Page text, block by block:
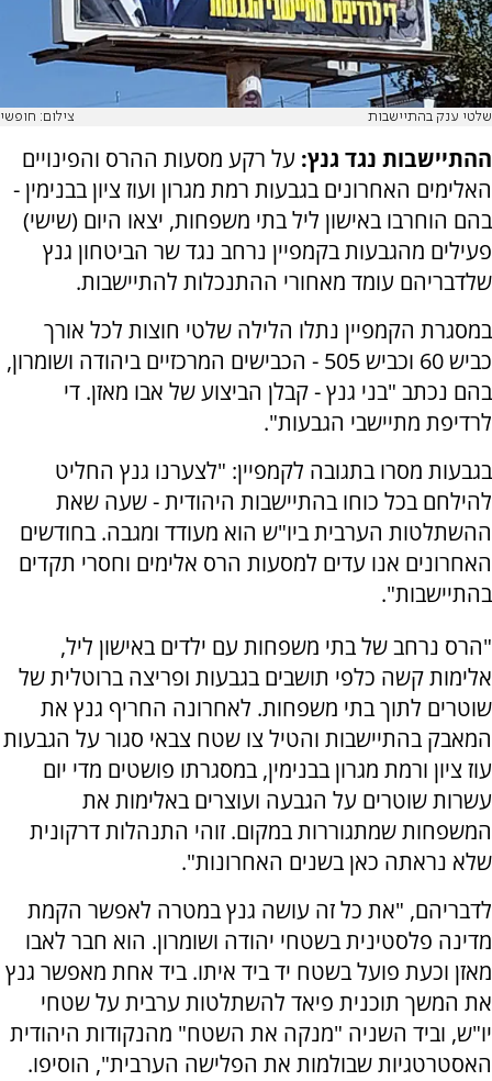
שלטי ענק בהתיישבות צילום: חופשי
ההתיישבות נגד גנץ: על רקע מסעות ההרס והפינויים
האלימים האחרונים בגבעות רמת מגרון ועוז ציון בבנימין -
בהם הוחרבו באישון ליל בתי משפחות, יצאו היום (שישי)
פעילים מהגבעות בקמפיין נרחב נגד שר הביטחון גנץ
שלדבריהם עומד מאחורי ההתנכלות להתיישבות.
במסגרת הקמפיין נתלו הלילה שלטי חוצות לכל אורך
כביש 60 וכביש 505 - הכבישים המרכזיים ביהודה ושומרון,
בהם נכתב "בני גנץ - קבלן הביצוע של אבו מאזן. די
לרדיפת מתיישבי הגבעות".
בגבעות מסרו בתגובה לקמפיין: "לצערנו גנץ החליט
להילחם בכל כוחו בהתיישבות היהודית - שעה שאת
ההשתלטות הערבית ביו"ש הוא מעודד ומגבה. בחודשים
האחרונים אנו עדים למסעות הרס אלימים וחסרי תקדים
בהתיישבות".
"הרס נרחב של בתי משפחות עם ילדים באישון ליל,
אלימות קשה כלפי תושבים בגבעות ופריצה ברוטלית של
שוטרים לתוך בתי משפחות. לאחרונה החריף גנץ את
המאבק בהתיישבות והטיל צו שטח צבאי סגור על הגבעות
עוז ציון ורמת מגרון בבנימין, במסגרתו פושטים מדי יום
עשרות שוטרים על הגבעה ועוצרים באלימות את
המשפחות שמתגוררות במקום. זוהי התנהלות דרקונית
שלא נראתה כאן בשנים האחרונות".
לדבריהם, "את כל זה עושה גנץ במטרה לאפשר הקמת
מדינה פלסטינית בשטחי יהודה ושומרון. הוא חבר לאבו
מאזן וכעת פועל בשטח יד ביד איתו. ביד אחת מאפשר גנץ
את המשך תוכנית פיאד להשתלטות ערבית על שטחי
יו"ש, וביד השניה "מנקה את השטח" מהנקודות היהודית
האסטרטגיות שבולמות את הפלישה הערבית", הוסיפו.